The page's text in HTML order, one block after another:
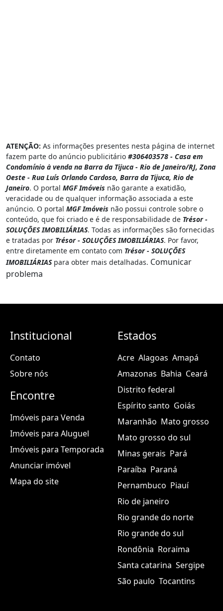
ATENÇÃO: As informações presentes nesta página de internet
fazem parte do anúncio publicitário #306403578 - Casa em
Condomínio à venda na Barra da Tijuca - Rio de Janeiro/RJ, Zona
Oeste - Rua Luís Orlando Cardoso, Barra da Tijuca, Rio de
Janeiro. O portal MGF Imóveis não garante a exatidão,
veracidade ou de qualquer informação associada a este
anúncio. O portal MGF Imóveis não possui controle sobre o
conteúdo, que foi criado e é de responsabilidade de Trésor -
SOLUÇÕES IMOBILIÁRIAS. Todas as informações são fornecidas
e tratadas por Trésor - SOLUÇÕES IMOBILIÁRIAS. Por favor,
entre diretamente em contato com Trésor - SOLUÇÕES
IMOBILIÁRIASpara obter mais detalhadas. Comunicar
problema
Institucional
Contato
Sobre nós
Encontre
Imóveis para Venda
Imóveis para Aluguel
Imóveis para Temporada
Anunciar imóvel
Mapa do site
Estados
Acre Alagoas Amapá
Amazonas Bahia Ceará
Distrito federal
Espírito santo Goiás
Maranhão Mato grosso
Mato grosso do sul
Minas gerais Pará
Paraíba Paraná
Pernambuco Piauí
Rio de janeiro
Rio grande do norte
Rio grande do sul
Rondônia Roraima
Santa catarina Sergipe
São paulo Tocantins